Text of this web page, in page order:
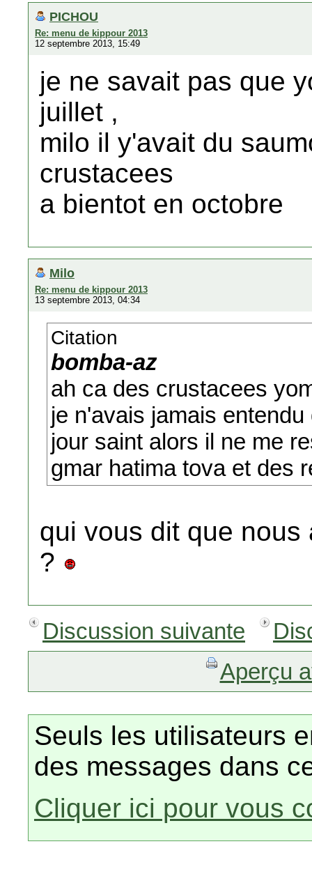
PICHOU
Re: menu de kippour 2013
12 septembre 2013, 15:49
je ne savait pas que
juillet ,
milo il y'avait du
crustacees
a bientot en octobre
Milo
Re: menu de kippour 2013
13 septembre 2013, 04:34
Citation
bomba-az
ah ca des crustacees
je n'avais jamais
jour saint alors il ne me
gmar hatima tova et des
qui vous dit que
?
Discussion suivante
Aperçu
Seuls les utilisateurs
des messages dans
Cliquer ici pour vous